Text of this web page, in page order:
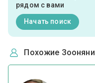
рядом с вами
Начать поиск
Похожие Зооняни